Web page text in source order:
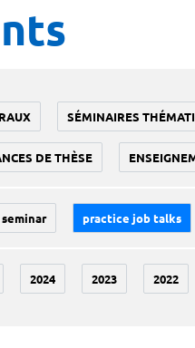
SÉMINAIRES
DE THÈSE
practice job talks
2024 2023 2022